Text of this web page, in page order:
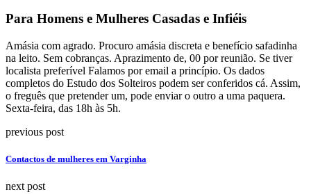
Para Homens e Mulheres Casadas e Infiéis
Amásia com agrado. Procuro amásia discreta e benefício safadinha
na leito. Sem cobranças. Aprazimento de, 00 por reunião. Se tiver
localista preferível Falamos por email a princípio. Os dados
completos do Estudo dos Solteiros podem ser conferidos cá. Assim,
o freguês que pretender um, pode enviar o outro a uma paquera.
Sexta-feira, das 18h às 5h.
previous post
Contactos de mulheres em Varginha
next post